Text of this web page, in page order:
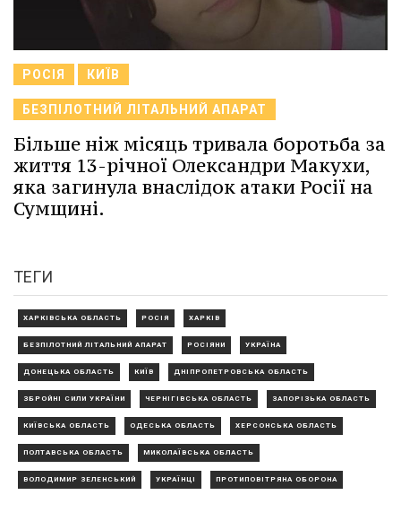
РОСІЯ КИЇВ
БЕЗПІЛОТНИЙ ЛІТАЛЬНИЙ АПАРАТ
Більше ніж місяць тривала боротьба за
життя 13-річної Олександри Макухи,
яка загинула внаслідок атаки Росії на
Сумщині.
ТЕГИ
ХАРКІВСЬКА ОБЛАСТЬ РОСІЯ ХАРКІВ
БЕЗПІЛОТНИЙ ЛІТАЛЬНИЙ АПАРАТ РОСІЯНИ УКРАЇНА
ДОНЕЦЬКА ОБЛАСТЬ КИЇВ ДНІПРОПЕТРОВСЬКА ОБЛАСТЬ
ЗБРОЙНІ СИЛИ УКРАЇНИ ЧЕРНІГІВСЬКА ОБЛАСТЬ ЗАПОРІЗЬКА ОБЛАСТЬ
КИЇВСЬКА ОБЛАСТЬ ОДЕСЬКА ОБЛАСТЬ ХЕРСОНСЬКА ОБЛАСТЬ
ПОЛТАВСЬКА ОБЛАСТЬ МИКОЛАЇВСЬКА ОБЛАСТЬ
ВОЛОДИМИР ЗЕЛЕНСЬКИЙ УКРАЇНЦІ ПРОТИПОВІТРЯНА ОБОРОНА